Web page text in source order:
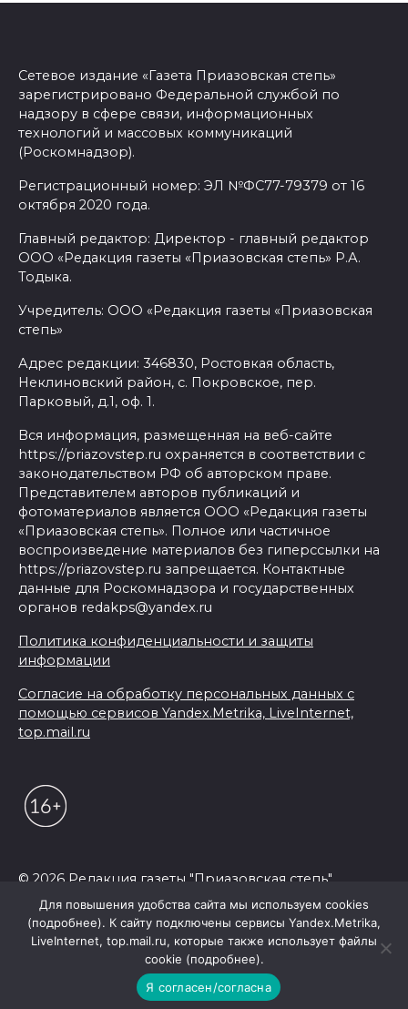
Сетевое издание «Газета Приазовская степь»
зарегистрировано Федеральной службой по
надзору в сфере связи, информационных
технологий и массовых коммуникаций
(Роскомнадзор).
Регистрационный номер: ЭЛ №ФС77-79379 от 16
октября 2020 года.
Главный редактор: Директор - главный редактор
ООО «Редакция газеты «Приазовская степь» Р.А.
Тодыка.
Учредитель: ООО «Редакция газеты «Приазовская
степь»
Адрес редакции: 346830, Ростовкая область,
Неклиновский район, с. Покровское, пер.
Парковый, д.1, оф. 1.
Вся информация, размещенная на веб-сайте
https://priazovstep.ru охраняется в соответствии с
законодательством РФ об авторском праве.
Представителем авторов публикаций и
фотоматериалов является ООО «Редакция газеты
«Приазовская степь». Полное или частичное
воспроизведение материалов без гиперссылки на
https://priazovstep.ru запрещается. Контактные
данные для Роскомнадзора и государственных
органов redakps@yandex.ru
Политика конфиденциальности и защиты
информации
Согласие на обработку персональных данных с
помощью сервисов Yandex.Metrika, LiveInternet,
top.mail.ru
© 2026 Редакция газеты "Приазовская степь"
Для повышения удобства сайта мы используем cookies
(подробнее). К сайту подключены сервисы Yandex.Metrika,
LiveInternet, top.mail.ru, которые также использует файлы
cookie (подробнее).
Я согласен/согласна